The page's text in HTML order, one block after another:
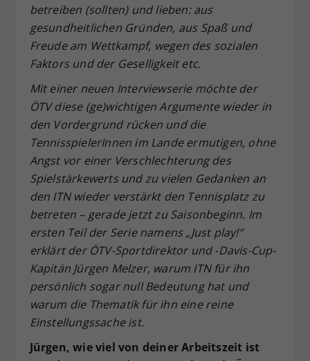
betreiben (sollten) und lieben: aus
gesundheitlichen Gründen, aus Spaß und
Freude am Wettkampf, wegen des sozialen
Faktors und der Geselligkeit etc.
Mit einer neuen Interviewserie möchte der
ÖTV diese (ge)wichtigen Argumente wieder in
den Vordergrund rücken und die
TennisspielerInnen im Lande ermutigen, ohne
Angst vor einer Verschlechterung des
Spielstärkewerts und zu vielen Gedanken an
den ITN wieder verstärkt den Tennisplatz zu
betreten – gerade jetzt zu Saisonbeginn. Im
ersten Teil der Serie namens „Just play!“
erklärt der ÖTV-Sportdirektor und -Davis-Cup-
Kapitän Jürgen Melzer, warum ITN für ihn
persönlich sogar null Bedeutung hat und
warum die Thematik für ihn eine reine
Einstellungssache ist.
Jürgen, wie viel von deiner Arbeitszeit ist